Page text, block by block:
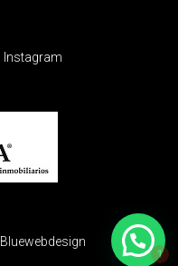
Instagram
Bluewebdesign